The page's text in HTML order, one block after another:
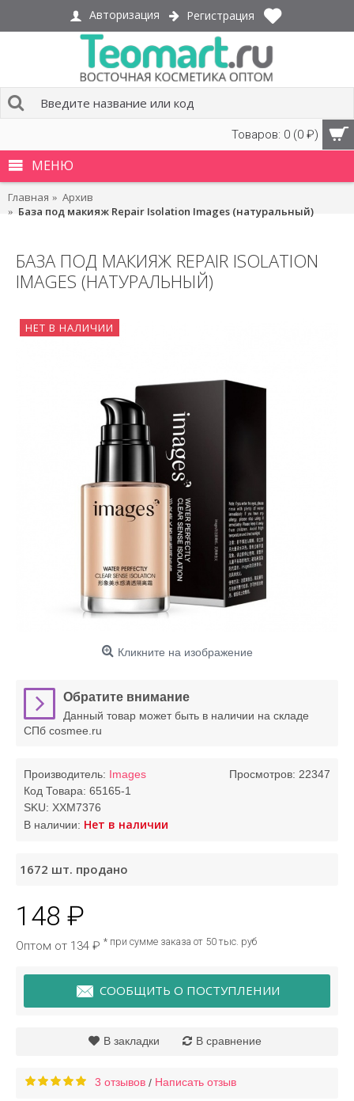
Авторизация Регистрация
Товаров: 0 (0 ₽)
МЕНЮ
Главная
Архив
База под макияж Repair Isolation Images (натуральный)
БАЗА ПОД МАКИЯЖ REPAIR ISOLATION
IMAGES (НАТУРАЛЬНЫЙ)
НЕТ В НАЛИЧИИ
Кликните на изображение
Обратите внимание
Данный товар может быть в наличии на складе
СПб cosmee.ru
Просмотров: 22347
Производитель: Images
Код Товара: 65165-1
SKU: XXM7376
В наличии: Нет в наличии
1672 шт. продано
148 ₽
Оптом от 134 ₽ * при сумме заказа от 50 тыс. руб
СООБЩИТЬ О ПОСТУПЛЕНИИ
В закладки В сравнение
3 отзывов / Написать отзыв